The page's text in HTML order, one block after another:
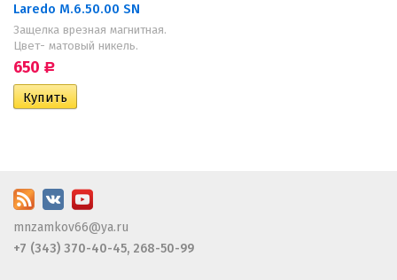
Laredo M.6.50.00 SN
Защелка врезная магнитная.
Цвет- матовый никель.
650 Р
mnzamkov66@ya.ru
+7 (343) 370-40-45, 268-50-99